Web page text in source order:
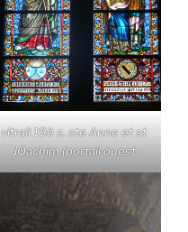
vitrail 19è s. ste Anne et st
JOachim (portail ouest